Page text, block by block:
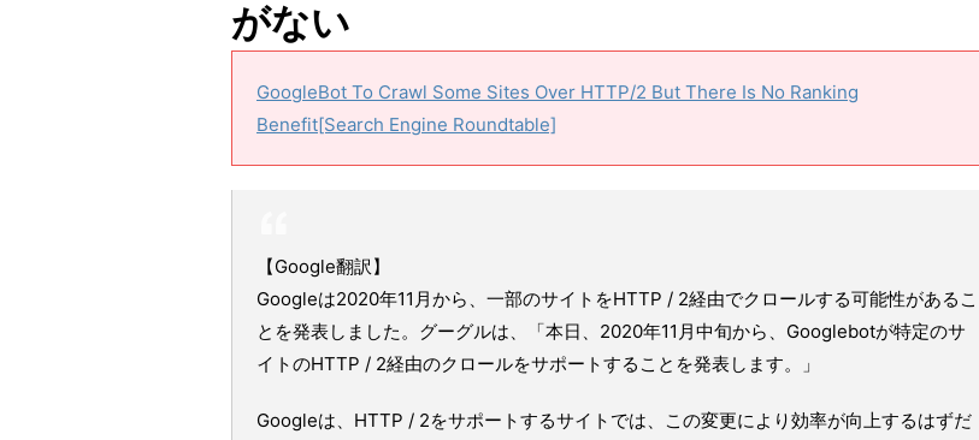
がない
GoogleBot To Crawl Some Sites Over HTTP/2 But There Is No Ranking
Benefit[Search Engine Roundtable]
【Google翻訳】
Googleは2020年11月から、一部のサイトをHTTP / 2経由でクロールする可能性があるこ
とを発表しました。グーグルは、「本日、2020年11月中旬から、Googlebotが特定のサ
イトのHTTP / 2経由のクロールをサポートすることを発表します。」
Googleは、HTTP / 2をサポートするサイトでは、この変更により効率が向上するはずだ